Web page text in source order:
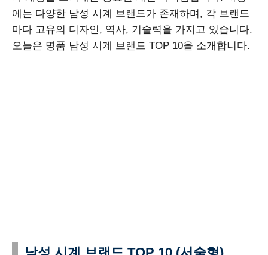
에는 다양한 남성 시계 브랜드가 존재하며, 각 브랜드
마다 고유의 디자인, 역사, 기술력을 가지고 있습니다.
오늘은 명품 남성 시계 브랜드 TOP 10을 소개합니다.